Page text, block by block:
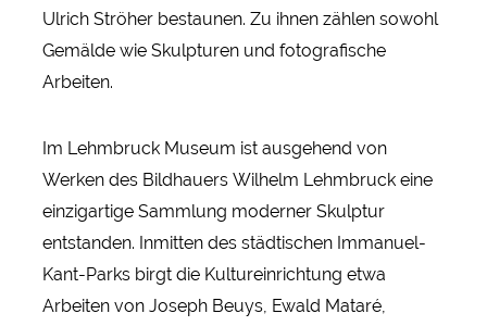
Ulrich Ströher bestaunen. Zu ihnen zählen sowohl
Gemälde wie Skulpturen und fotografische
Arbeiten.
Im Lehmbruck Museum ist ausgehend von
Werken des Bildhauers Wilhelm Lehmbruck eine
einzigartige Sammlung moderner Skulptur
entstanden. Inmitten des städtischen Immanuel-
Kant-Parks birgt die Kultureinrichtung etwa
Arbeiten von Joseph Beuys, Ewald Mataré,